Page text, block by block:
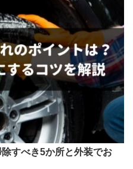
除すべき5か所と外装でお